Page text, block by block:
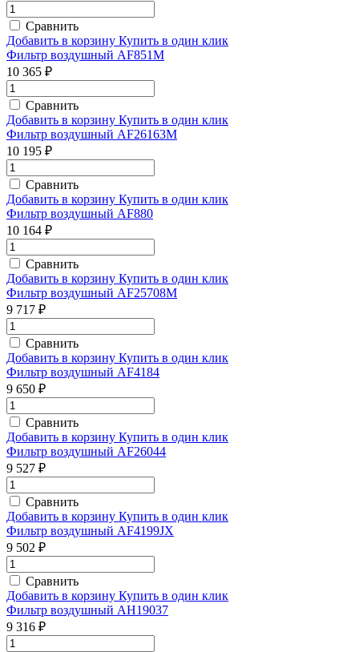
Сравнить
Добавить в корзину Купить в один клик
Фильтр воздушный AF851М
10 365 ₽
Сравнить
Добавить в корзину Купить в один клик
Фильтр воздушный AF26163M
10 195 ₽
Сравнить
Добавить в корзину Купить в один клик
Фильтр воздушный AF880
10 164 ₽
Сравнить
Добавить в корзину Купить в один клик
Фильтр воздушный AF25708M
9 717 ₽
Сравнить
Добавить в корзину Купить в один клик
Фильтр воздушный AF4184
9 650 ₽
Сравнить
Добавить в корзину Купить в один клик
Фильтр воздушный AF26044
9 527 ₽
Сравнить
Добавить в корзину Купить в один клик
Фильтр воздушный AF4199JX
9 502 ₽
Сравнить
Добавить в корзину Купить в один клик
Фильтр воздушный AH19037
9 316 ₽